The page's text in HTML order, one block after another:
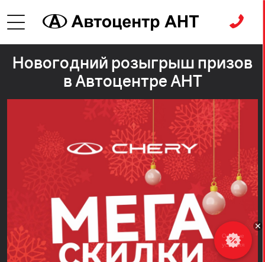
Новогодний розыгрыш призов
в Автоцентре АНТ